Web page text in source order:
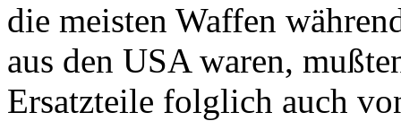
die meisten Waffen
aus den USA waren,
Ersatzteile folglich auch